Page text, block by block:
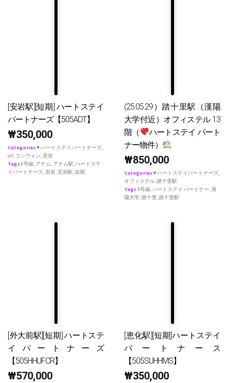
[安岩駅][短期] ハートステイ
パートナーズ【505ADT】
₩350,000
Categories♥ ハートステイパートナーズ,
all, コシウォン,安岩
Tags6号線, アナム, アナム駅,ハートステ
イパートナース,安岩,安岩駅,短期
(25.05.29）踏十里駅（漢陽
大学付近）オフィステル 13
階（
ハートステイ パート
ナー物件）
₩850,000
Categories♥ ハートステイパートナーズ,
オフィステル,踏十里駅
Tags 5号線,ハートステイ パートナー,漢
陽大学,踏十里,踏十里駅
[外大前駅][短期] ハートステ
イパートナーズ
【505HHUFCR】
₩570,000
[恵化駅][短期]ハートステイ
パートナース
【505SUHHMS】
₩350,000